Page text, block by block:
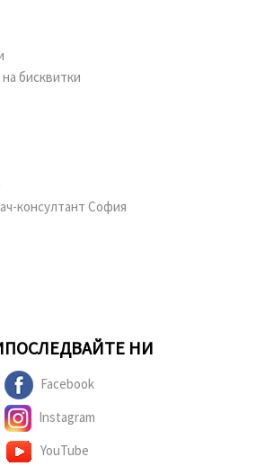
бисквитки
консултант София
ПОСЛЕДВАЙТЕ НИ
Facebook
Instagram
YouTube